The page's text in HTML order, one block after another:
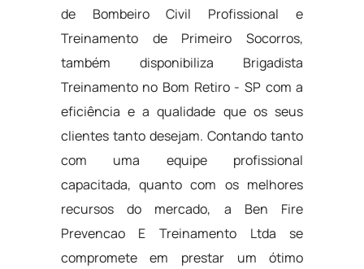
de Bombeiro Civil Profissional e
Treinamento de Primeiro Socorros,
também disponibiliza Brigadista
Treinamento no Bom Retiro - SP com a
eficiência e a qualidade que os seus
clientes tanto desejam. Contando tanto
com uma equipe profissional
capacitada, quanto com os melhores
recursos do mercado, a Ben Fire
Prevencao E Treinamento Ltda se
compromete em prestar um ótimo